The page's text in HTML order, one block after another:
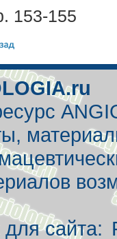
153-155
для сайта: